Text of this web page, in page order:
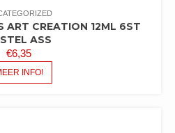
ART CREATION 12ML 6ST
ASS
€6,35
INFO!